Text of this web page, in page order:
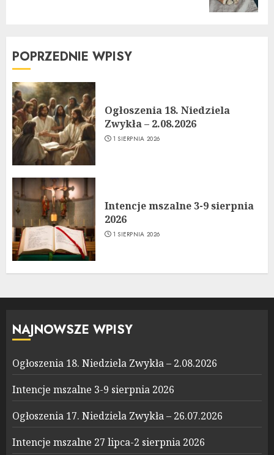
POPRZEDNIE WPISY
Ogłoszenia 18. Niedziela
Zwykła – 2.08.2026
1 SIERPNIA 2026
Intencje mszalne 3-9 sierpnia
2026
1 SIERPNIA 2026
NAJNOWSZE WPISY
Ogłoszenia 18. Niedziela Zwykła – 2.08.2026
Intencje mszalne 3-9 sierpnia 2026
Ogłoszenia 17. Niedziela Zwykła – 26.07.2026
Intencje mszalne 27 lipca-2 sierpnia 2026